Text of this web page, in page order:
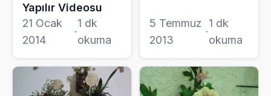
Yapılır Videosu
21 Ocak
2014
·
1 dk
okuma
5 Temmuz
2013
·
1 dk
okuma